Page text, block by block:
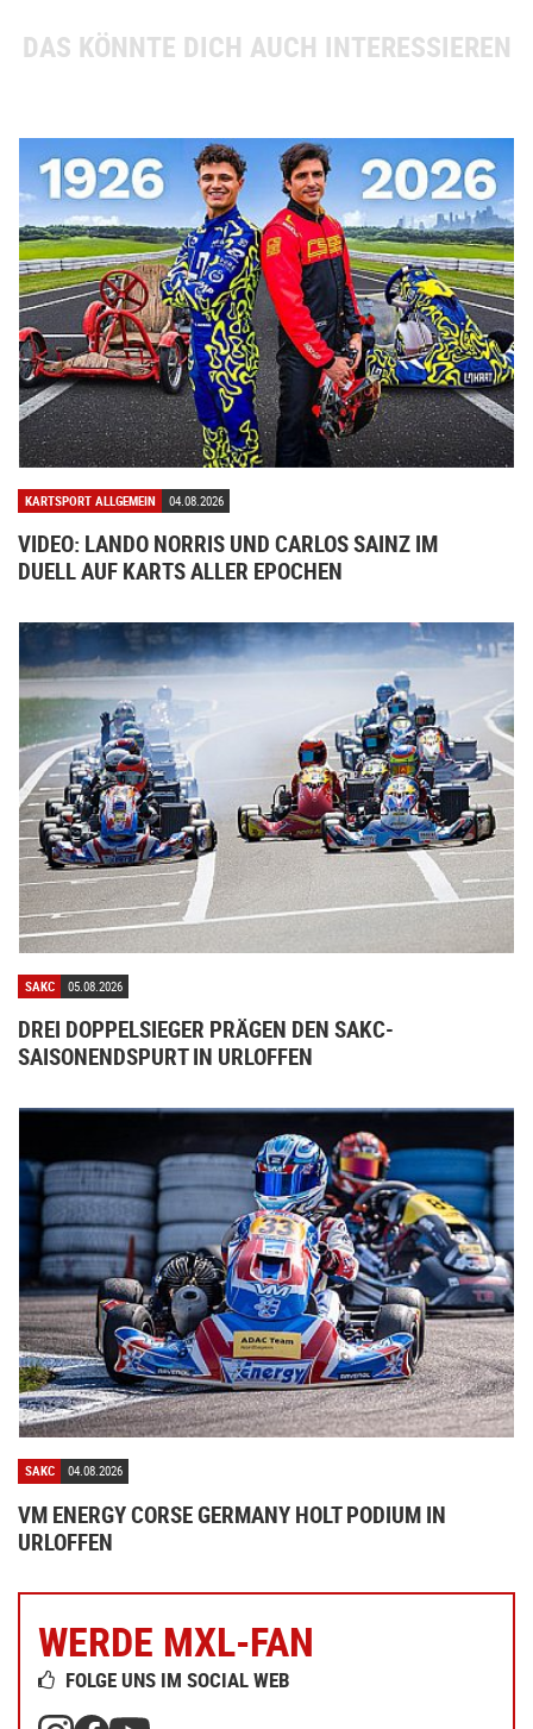
DAS KÖNNTE DICH AUCH INTERESSIEREN
KARTSPORT ALLGEMEIN 04.08.2026
VIDEO: LANDO NORRIS UND CARLOS SAINZ IM
DUELL AUF KARTS ALLER EPOCHEN
SAKC 05.08.2026
DREI DOPPELSIEGER PRÄGEN DEN SAKC-
SAISONENDSPURT IN URLOFFEN
SAKC 04.08.2026
VM ENERGY CORSE GERMANY HOLT PODIUM IN
URLOFFEN
WERDE MXL-FAN
FOLGE UNS IM SOCIAL WEB